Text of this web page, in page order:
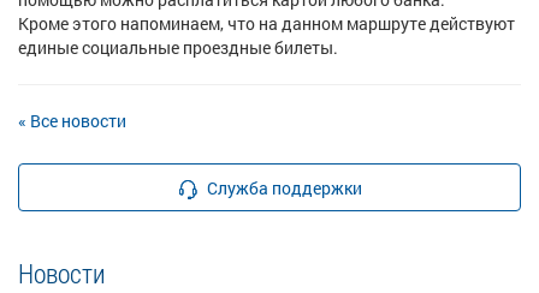
Кроме этого напоминаем, что на данном маршруте действуют
единые социальные проездные билеты.
« Все новости
Служба поддержки
Новости